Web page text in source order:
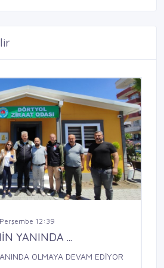
12:39
YANINDA ...
OLMAYA DEVAM EDİYOR